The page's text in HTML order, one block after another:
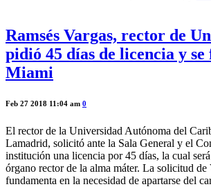
Ramsés Vargas, rector de
pidió 45 días de licencia y se
Miami
Feb 27 2018 11:04 am 0
El rector de la Universidad Autónoma del
Lamadrid, solicitó ante la Sala General y el
institución una licencia por 45 días, la cual
órgano rector de la alma máter. La solicitud de
fundamenta en la necesidad de apartarse del